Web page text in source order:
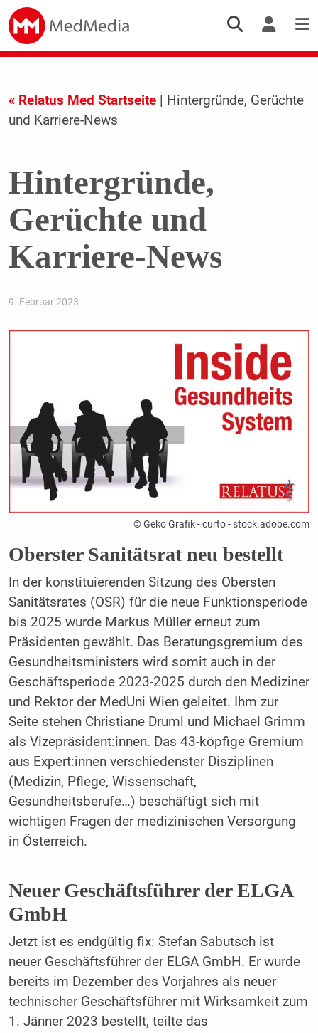
« Relatus Med Startseite| Hintergründe, Gerüchte
und Karriere-News
Hintergründe,
Gerüchte und
Karriere-News
9. Februar 2023
© Geko Grafik - curto - stock.adobe.com
Oberster Sanitätsrat neu bestellt
In der konstituierenden Sitzung des Obersten
Sanitätsrates (OSR) für die neue Funktionsperiode
bis 2025 wurde Markus Müller erneut zum
Präsidenten gewählt. Das Beratungsgremium des
Gesundheitsministers wird somit auch in der
Geschäftsperiode 2023-2025 durch den Mediziner
und Rektor der MedUni Wien geleitet. Ihm zur
Seite stehen Christiane Druml und Michael Grimm
als Vizepräsident:innen. Das 43-köpfige Gremium
aus Expert:innen verschiedenster Disziplinen
(Medizin, Pflege, Wissenschaft,
Gesundheitsberufe…) beschäftigt sich mit
wichtigen Fragen der medizinischen Versorgung
in Österreich.
Neuer Geschäftsführer der ELGA
GmbH
Jetzt ist es endgültig fix: Stefan Sabutsch ist
neuer Geschäftsführer der ELGA GmbH. Er wurde
bereits im Dezember des Vorjahres als neuer
technischer Geschäftsführer mit Wirksamkeit zum
1. Jänner 2023 bestellt, teilte das